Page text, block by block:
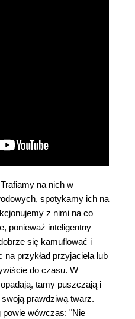
na nich w
spotykamy ich na
z nimi na co
ponieważ inteligentny
się kamuflować i
przykład przyjaciela lub
do czasu. W
tamy puszczają i
swoją prawdziwą twarz.
wówczas: "Nie